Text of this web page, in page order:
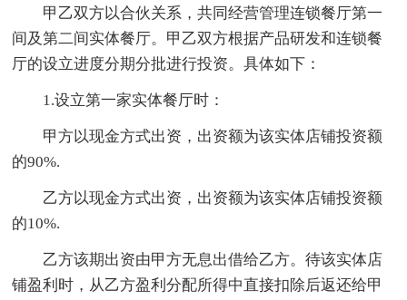
甲乙双方以合伙关系，共同经营管理连锁餐厅第一
间及第二间实体餐厅。甲乙双方根据产品研发和连锁餐
厅的设立进度分期分批进行投资。具体如下：
1.设立第一家实体餐厅时：
甲方以现金方式出资，出资额为该实体店铺投资额
的90%.
乙方以现金方式出资，出资额为该实体店铺投资额
的10%.
乙方该期出资由甲方无息出借给乙方。待该实体店
铺盈利时，从乙方盈利分配所得中直接扣除后返还给甲